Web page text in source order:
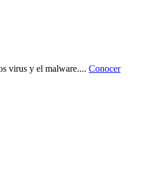
virus y el malware.... Conocer